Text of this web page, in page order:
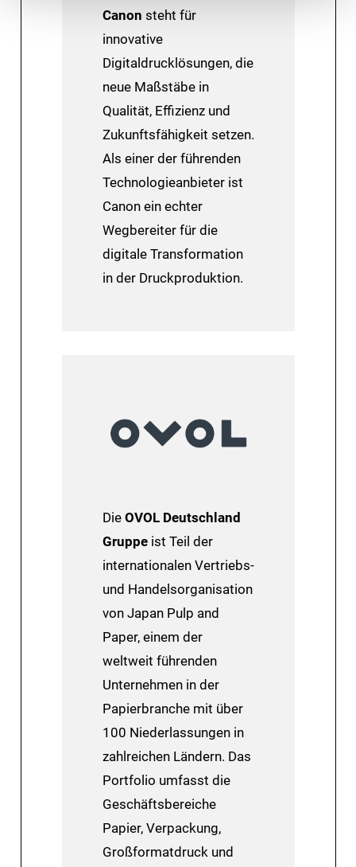
Canon steht für
innovative
Digitaldrucklösungen, die
neue Maßstäbe in
Qualität, Effizienz und
Zukunftsfähigkeit setzen.
Als einer der führenden
Technologieanbieter ist
Canon ein echter
Wegbereiter für die
digitale Transformation
in der Druckproduktion.
Die OVOL Deutschland
Gruppeist Teil ​der
internationalen Vertriebs-
und Handelsorganisation
von Japan Pulp and
Paper, einem der
weltweit führenden
Unternehmen in der
Papierbranche mit über
100 Niederlassungen in
zahlreichen Ländern. Das
Portfolio umfasst die
Geschäftsbereiche
Papier, Verpackung,
Großformatdruck und